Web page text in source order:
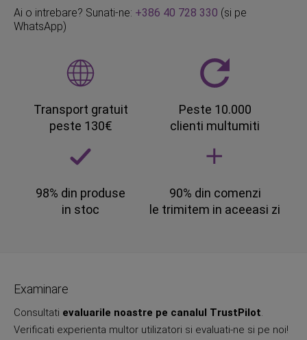
Ai o intrebare? Sunati-ne: +386 40 728 330 (si pe
WhatsApp)
Transport gratuit
peste 130€
Peste 10.000
clienti multumiti
98% din produse
in stoc
90% din comenzi
le trimitem in aceeasi zi
Examinare
Consultati evaluarile noastre pe canalul TrustPilot.
Verificati experienta multor utilizatori si evaluati-ne si pe noi!